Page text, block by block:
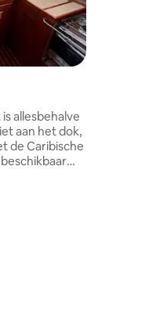
11 recensies
allesbehalve
aan het dok,
de Caribische